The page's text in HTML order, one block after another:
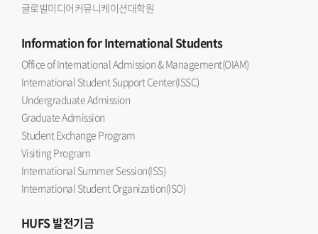
글로벌미디어커뮤니케이션대학원
Informationfor International Students
Office of International Admission & Management(OIAM)
International Student Support Center(ISSC)
Undergraduate Admission
Graduate Admission
Student Exchange Program
Visiting Program
International Summer Session(ISS)
International Student Organization(ISO)
HUFS발전기금